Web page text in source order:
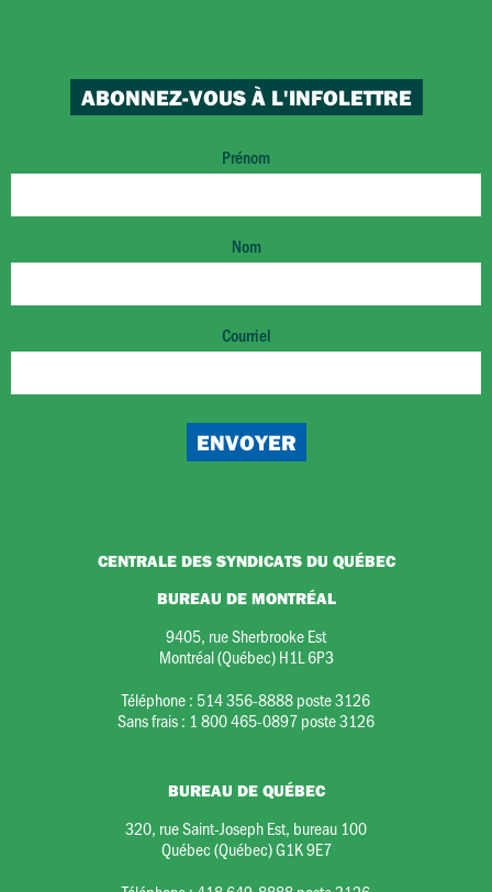
ABONNEZ-VOUS À L'INFOLETTRE
Prénom
Nom
Courriel
CENTRALE DES SYNDICATS DU QUÉBEC
BUREAU DE MONTRÉAL
9405, rue Sherbrooke Est
Montréal (Québec) H1L 6P3
Téléphone : 514 356-8888 poste 3126
Sans frais : 1 800 465-0897 poste 3126
BUREAU DE QUÉBEC
320, rue Saint-Joseph Est, bureau 100
Québec (Québec) G1K 9E7